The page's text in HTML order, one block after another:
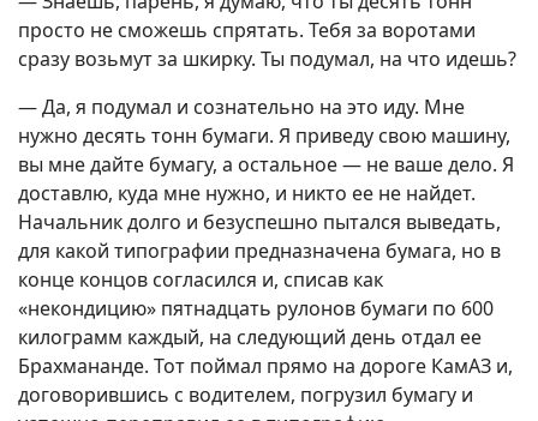
просто не сможешь спрятать. Тебя за воротами
сразу возьмут за шкирку. Ты подумал, на что идешь?
— Да, я подумал и сознательно на это иду. Мне
нужно десять тонн бумаги. Я приведу свою машину,
вы мне дайте бумагу, а остальное — не ваше дело. Я
доставлю, куда мне нужно, и никто ее не найдет.
Начальник долго и безуспешно пытался выведать,
для какой типографии предназначена бумага, но в
конце концов согласился и, списав как
«некондицию» пятнадцать рулонов бумаги по 600
килограмм каждый, на следующий день отдал ее
Брахмананде. Тот поймал прямо на дороге КамАЗ и,
договорившись с водителем, погрузил бумагу и